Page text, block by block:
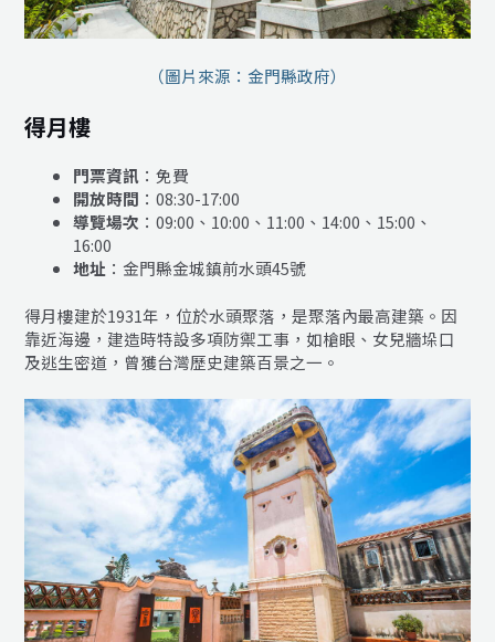
（圖片來源：金門縣政府）
得月樓
門票資訊 ：免費
開放時間 ：08:30-17:00
導覽場次 ：09:00、10:00、11:00、14:00、15:00、
16:00
地址 ：金門縣金城鎮前水頭45號
得月樓建於1931年，位於水頭聚落，是聚落內最高建築。因
靠近海邊，建造時特設多項防禦工事，如槍眼、女兒牆垛口
及逃生密道，曾獲台灣歷史建築百景之一。